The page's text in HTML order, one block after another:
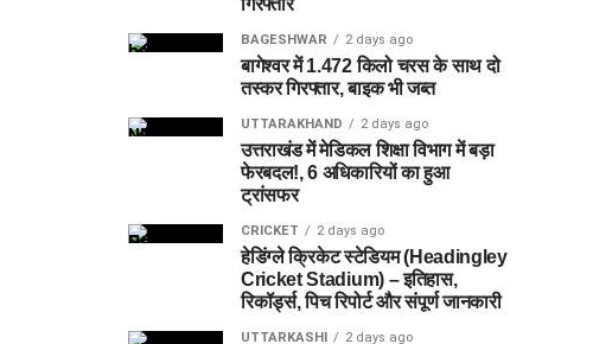
BAGESHWAR 2 days ago
बागेश्वर में 1.472 किलो चरस के साथ दो
तस्कर गिरफ्तार, बाइक भी जब्त
UTTARAKHAND 2 days ago
उत्तराखंड में मेडिकल शिक्षा विभाग में बड़ा
फेरबदल!, 6 अधिकारियों का हुआ
ट्रांसफर
CRICKET 2 days ago
हेडिंग्ले क्रिकेट स्टेडियम (Headingley
Cricket Stadium) – इतिहास,
रिकॉर्ड्स, पिच रिपोर्ट और संपूर्ण जानकारी
UTTARKASHI 2 days ago